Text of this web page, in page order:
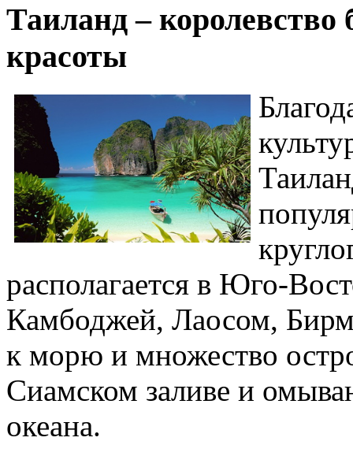
Таиланд – королевство
красоты
располагается в Юго-
Камбоджей, Лаосом,
к морю и множество
Сиамском заливе и
океана.